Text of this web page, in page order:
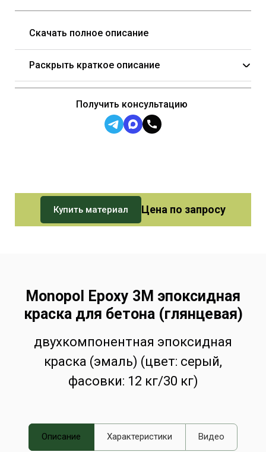
Скачать полное описание
Раскрыть краткое описание
Получить консультацию
Купить материал Цена по запросу
Monopol Epoxy 3M эпоксидная
краска для бетона (глянцевая)
двухкомпонентная эпоксидная
краска (эмаль) (цвет: серый,
фасовки: 12 кг/30 кг)
Описание Характеристики Видео